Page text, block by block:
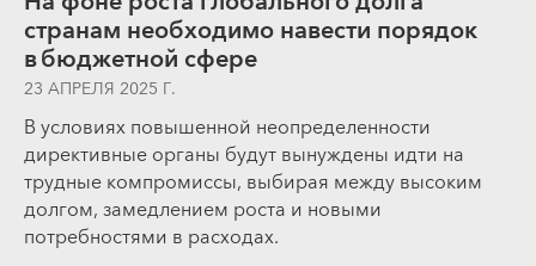
странам необходимо навести порядок
в бюджетной сфере
23 АПРЕЛЯ 2025 Г.
В условиях повышенной неопределенности
директивные органы будут вынуждены идти на
трудные компромиссы, выбирая между высоким
долгом, замедлением роста и новыми
потребностями в расходах.